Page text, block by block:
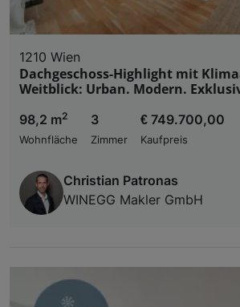
1210 Wien
Dachgeschoss-Highlight mit
Weitblick: Urban. Modern.
98,2 m2
Wohnfläche
3
Zimmer
€ 749.700,00
Kaufpreis
Christian Patronas
WINEGG Makler GmbH